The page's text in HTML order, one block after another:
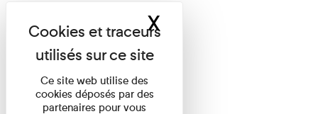
Ce site web utilise des
cookies déposés par des
partenaires pour vous
XMasquer le